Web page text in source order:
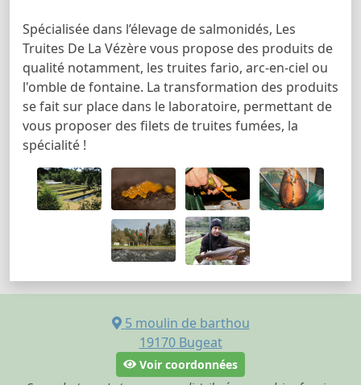
Spécialisée dans l’élevage de salmonidés, Les
Truites De La Vézère vous propose des produits de
qualité notamment, les truites fario, arc-en-ciel ou
l'omble de fontaine. La transformation des produits
se fait sur place dans le laboratoire, permettant de
vous proposer des filets de truites fumées, la
spécialité !
5 moulin de barthou
19170 Bugeat
Voir coordonnées